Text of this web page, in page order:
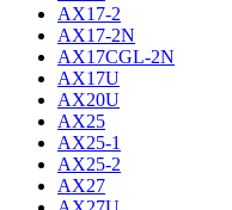
AX17-2
AX17-2N
AX17CGL-2N
AX17U
AX20U
AX25
AX25-1
AX25-2
AX27